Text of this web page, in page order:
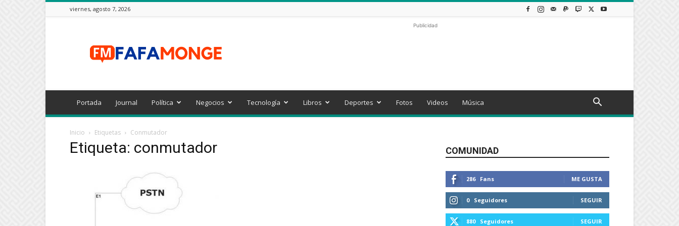
viernes, agosto 7, 2026
Publicidad
Portada Journal Política Negocios Tecnología Libros Deportes Fotos Videos Música
Inicio Etiquetas Conmutador
Etiqueta: conmutador COMUNIDAD
286 Fans ME GUSTA
0 Seguidores SEGUIR
880 Seguidores SEGUIR